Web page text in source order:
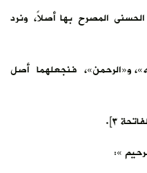
المصرح بها أصلاً، ونرد
و«الرحمن»، فنجعلهما أصل
٣].
»: